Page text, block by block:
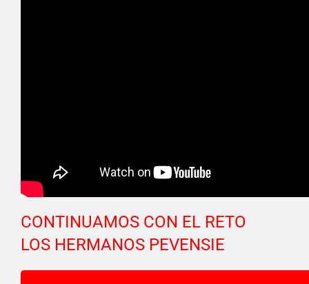
CONTINUAMOS CON EL RETO
LOS HERMANOS PEVENSIE